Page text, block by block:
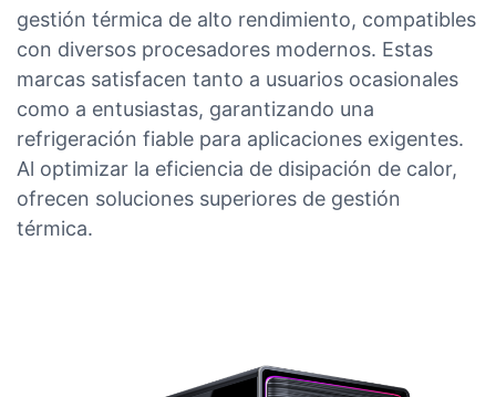
gestión térmica de alto rendimiento, compatibles
con diversos procesadores modernos. Estas
marcas satisfacen tanto a usuarios ocasionales
como a entusiastas, garantizando una
refrigeración fiable para aplicaciones exigentes.
Al optimizar la eficiencia de disipación de calor,
ofrecen soluciones superiores de gestión
térmica.